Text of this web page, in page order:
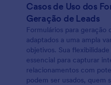
Casos de Uso dos
Geração de Leads
Formulários para geração
adaptados a uma ampla
objetivos. Sua
essencial para capturar
relacionamentos com
podem ser usados, quem